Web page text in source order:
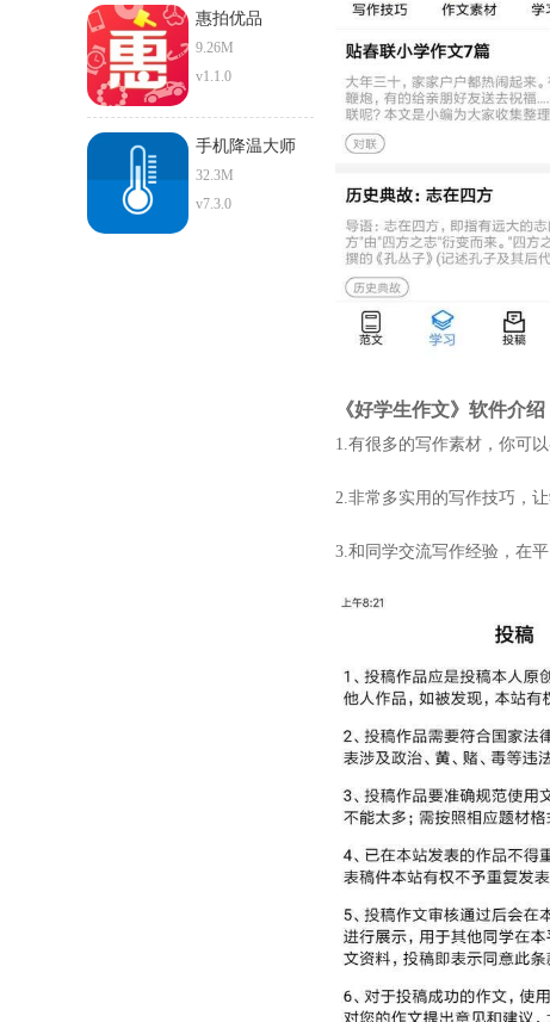
惠拍优品
9.26M
v1.1.0
手机降温大师
32.3M
v7.3.0
《好学生作文》软件介绍
1.有很多的写作素材，你可
2.非常多实用的写作技巧，
3.和同学交流写作经验，在